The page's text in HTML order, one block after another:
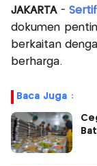
JAKARTA-
dokumen
berkaitan
berharga.
Baca Juga :